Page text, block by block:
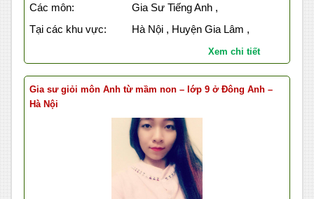
Các môn:
Gia Sư Tiếng Anh ,
Tại các khu vực:
Hà Nội , Huyện Gia Lâm ,
Xem chi tiết
Gia sư giỏi môn Anh từ mầm non – lớp 9 ở Đông Anh –
Hà Nội